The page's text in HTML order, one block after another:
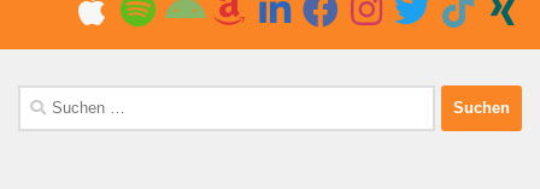
Suchen
nach: